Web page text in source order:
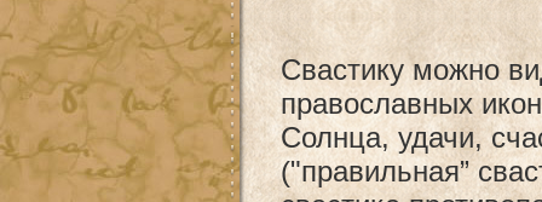
Свастику можно
православных
Солнца, удачи,
("правильная”